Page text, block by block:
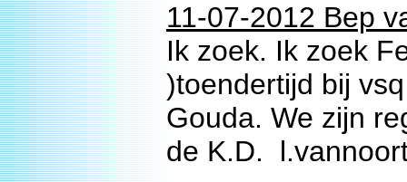
11-07-2012 Bep
Ik zoek. Ik zoek
)toendertijd bij
Gouda. We zijn
de K.D.